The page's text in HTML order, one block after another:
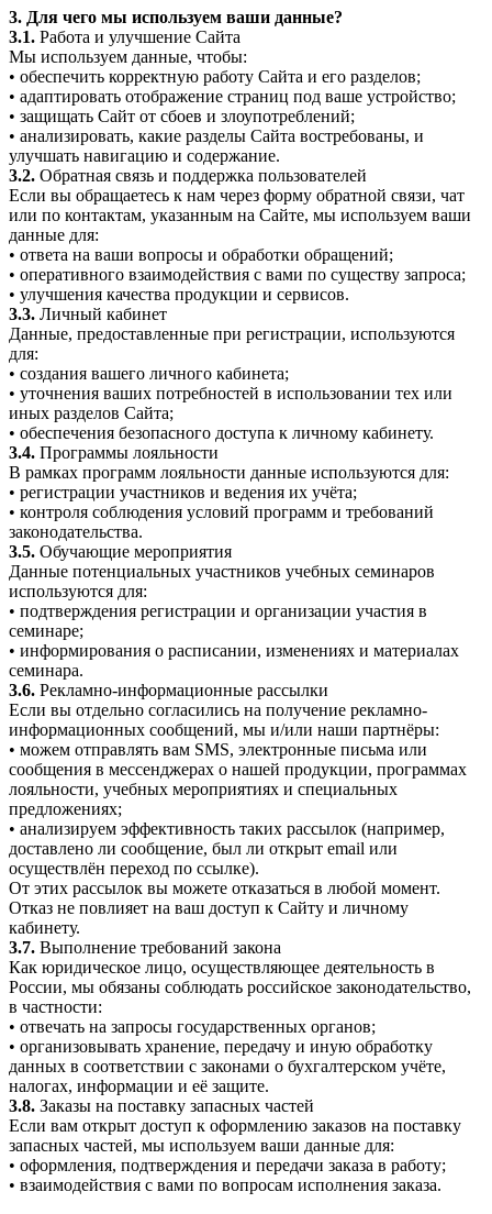
3. Для чего мы используем ваши данные?
3.1. Работа и улучшение Сайта
Мы используем данные, чтобы:
• обеспечить корректную работу Сайта и его разделов;
• адаптировать отображение страниц под ваше устройство;
• защищать Сайт от сбоев и злоупотреблений;
• анализировать, какие разделы Сайта востребованы, и
улучшать навигацию и содержание.
3.2. Обратная связь и поддержка пользователей
Если вы обращаетесь к нам через форму обратной связи, чат
или по контактам, указанным на Сайте, мы используем ваши
данные для:
• ответа на ваши вопросы и обработки обращений;
• оперативного взаимодействия с вами по существу запроса;
• улучшения качества продукции и сервисов.
3.3. Личный кабинет
Данные, предоставленные при регистрации, используются
для:
• создания вашего личного кабинета;
• уточнения ваших потребностей в использовании тех или
иных разделов Сайта;
• обеспечения безопасного доступа к личному кабинету.
3.4. Программы лояльности
В рамках программ лояльности данные используются для:
• регистрации участников и ведения их учёта;
• контроля соблюдения условий программ и требований
законодательства.
3.5. Обучающие мероприятия
Данные потенциальных участников учебных семинаров
используются для:
• подтверждения регистрации и организации участия в
семинаре;
• информирования о расписании, изменениях и материалах
семинара.
3.6. Рекламно-информационные рассылки
Если вы отдельно согласились на получение рекламно-
информационных сообщений, мы и/или наши партнёры:
• можем отправлять вам SMS, электронные письма или
сообщения в мессенджерах о нашей продукции, программах
лояльности, учебных мероприятиях и специальных
предложениях;
• анализируем эффективность таких рассылок (например,
доставлено ли сообщение, был ли открыт email или
осуществлён переход по ссылке).
От этих рассылок вы можете отказаться в любой момент.
Отказ не повлияет на ваш доступ к Сайту и личному
кабинету.
3.7. Выполнение требований закона
Как юридическое лицо, осуществляющее деятельность в
России, мы обязаны соблюдать российское законодательство,
в частности:
• отвечать на запросы государственных органов;
• организовывать хранение, передачу и иную обработку
данных в соответствии с законами о бухгалтерском учёте,
налогах, информации и её защите.
3.8. Заказы на поставку запасных частей
Если вам открыт доступ к оформлению заказов на поставку
запасных частей, мы используем ваши данные для:
• оформления, подтверждения и передачи заказа в работу;
• взаимодействия с вами по вопросам исполнения заказа.